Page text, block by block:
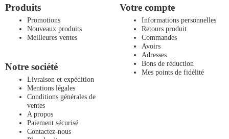
Produits
Promotions
Nouveaux produits
Meilleures ventes
Notre société
Livraison et expédition
Mentions légales
Conditions générales de
ventes
A propos
Paiement sécurisé
Contactez-nous
Votre compte
Informations personnelles
Retours produit
Commandes
Avoirs
Adresses
Bons de réduction
Mes points de fidélité